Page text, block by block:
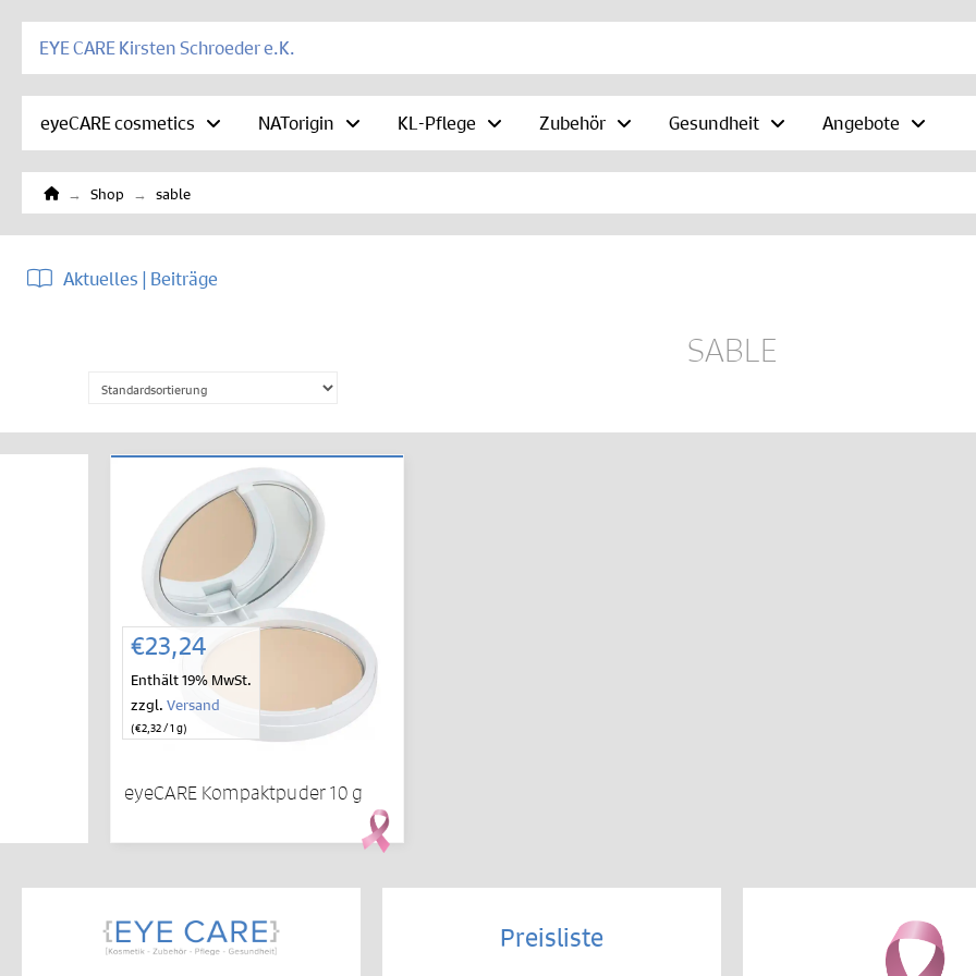
EYE CARE Kirsten Schroeder e.K.
eyeCARE cosmetics NATorigin KL-Pflege Zubehör Gesundheit Angebote
Home
→ Shop → sable
Aktuelles | Beiträge
SABLE
€23,24
Enthält 19% MwSt.
zzgl. Versand
(€2,32/ 1 g)
eyeCARE Kompaktpuder 10 g
Preisliste